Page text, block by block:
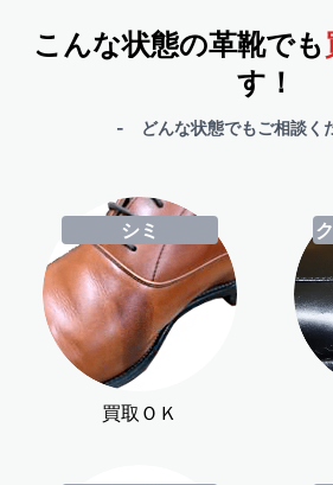
こんな状態の革靴でも
す！
- どんな状態でもご相談
シミ
買取ＯＫ